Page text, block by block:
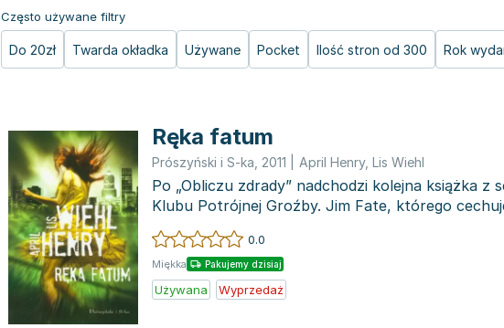
Często używane filtry
Do 20zł Twarda okładka Używane Pocket Ilość stron od 300 Rok
Ręka fatum
Prószyński i S-ka 2011 April Henry, Lis Wiehl
Po „Obliczu zdrady” nadchodzi kolejna książka z
Klubu Potrójnej Groźby. Jim Fate, którego
szczer...
0.0
Miękka Pakujemy dzisiaj
Używana Wyprzedaż